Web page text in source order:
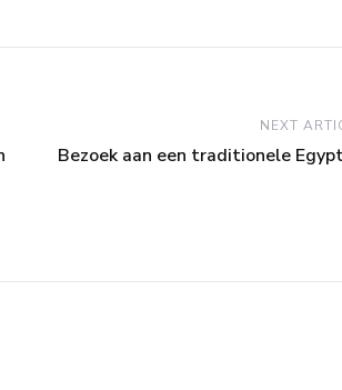
NEXT
Bezoek aan een traditionele